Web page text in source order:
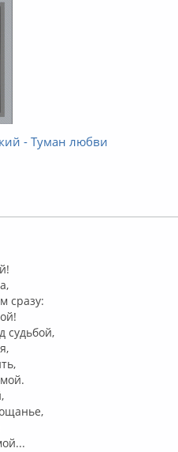
- Туман любви
сразу:
судьбой,